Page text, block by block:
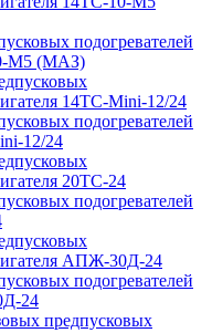
подогревателей
М5 (МАЗ)
подогревателей
12/24
подогревателей
подогревателей
24